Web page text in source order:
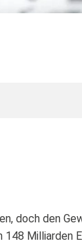
doch den